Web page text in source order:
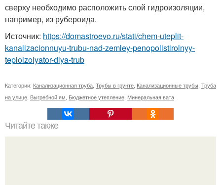
сверху необходимо расположить слой гидроизоляции,
например, из рубероида.
Источник: https://domastroevo.ru/stati/chem-uteplit-
kanalizacionnuyu-trubu-nad-zemley-penopolistirolnyy-
teploizolyator-dlya-trub
Категории: Канализационная труба, Трубы в грунте, Канализационные трубы, Труба
на улице, Выгребной ям, Бюджетное утепление, Минеральная вата
Читайте также